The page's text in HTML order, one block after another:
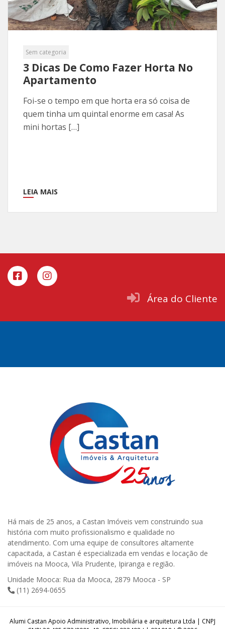
Sem categoria
3 Dicas De Como Fazer Horta No
Apartamento
Foi-se o tempo em que horta era só coisa de
quem tinha um quintal enorme em casa! As
mini hortas […]
LEIA MAIS
Área do Cliente
Há mais de 25 anos, a Castan Imóveis vem construindo sua
história com muito profissionalismo e qualidade no
atendimento. Com uma equipe de consultores altamente
capacitada, a Castan é especializada em vendas e locação de
imóveis na Mooca, Vila Prudente, Ipiranga e região.
Unidade Mooca: Rua da Mooca, 2879 Mooca - SP
(11) 2694-0655
Alumi Castan Apoio Administrativo, Imobiliária e arquitetura Ltda | CNPJ